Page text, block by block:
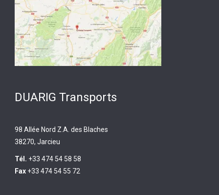
DUARIG Transports
98 Allée Nord Z.A. des Blaches
38270, Jarcieu
Tél. +33 474 54 58 58
Fax +33 474 54 55 72